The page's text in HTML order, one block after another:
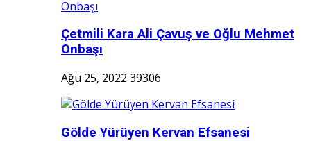
Çetmili Kara Ali Çavuş ve Oğlu Mehmet
Onbaşı
Ağu 25, 2022 39306
Gölde Yürüyen Kervan Efsanesi